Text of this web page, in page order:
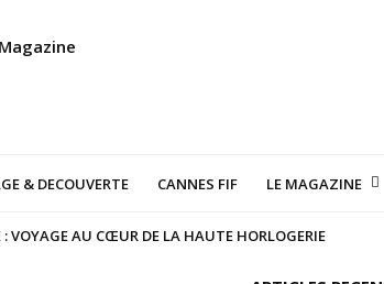
& DECOUVERTE CANNES FIF LE MAGAZINE
VOYAGE AU CŒUR DE LA HAUTE HORLOGERIE